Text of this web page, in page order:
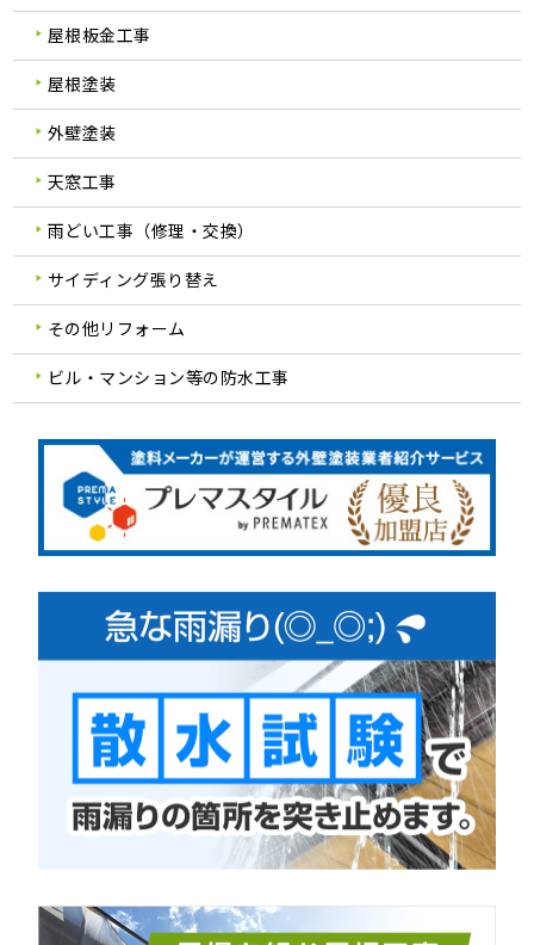
屋根板金工事
屋根塗装
外壁塗装
天窓工事
雨どい工事（修理・交換）
サイディング張り替え
その他リフォーム
ビル・マンション等の防水工事